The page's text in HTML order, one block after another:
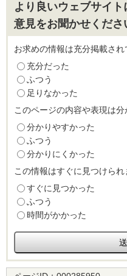
より良いウェブサイ
意見をお聞かせくださ
お求めの情報は充分掲載され
充分だった
ふつう
足りなかった
このページの内容や表現は
分かりやすかった
ふつう
分かりにくかった
この情報はすぐに見つけられ
すぐに見つかった
ふつう
時間がかかった